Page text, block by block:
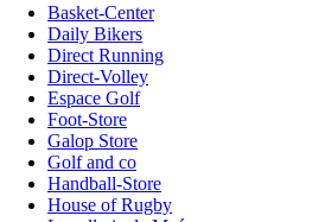
Basket-Center
Daily Bikers
Direct Running
Direct-Volley
Espace Golf
Foot-Store
Galop Store
Golf and co
Handball-Store
House of Rugby